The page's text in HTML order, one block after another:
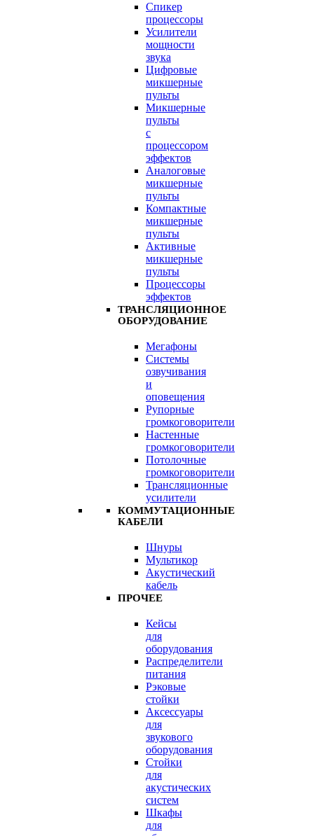
Спикер
процессоры
Усилители
мощности
звука
Цифровые
микшерные
пульты
Микшерные
пульты
с
процессором
эффектов
Аналоговые
микшерные
пульты
Компактные
микшерные
пульты
Активные
микшерные
пульты
Процессоры
эффектов
ТРАНСЛЯЦИОННОЕ
ОБОРУДОВАНИЕ
Мегафоны
Системы
озвучивания
и
оповещения
Рупорные
громкоговорители
Настенные
громкоговорители
Потолочные
громкоговорители
Трансляционные
усилители
КОММУТАЦИОННЫЕ
КАБЕЛИ
Шнуры
Мультикор
Акустический
кабель
ПРОЧЕЕ
Кейсы
для
оборудования
Распределители
питания
Рэковые
стойки
Аксессуары
для
звукового
оборудования
Стойки
для
акустических
систем
Шкафы
для